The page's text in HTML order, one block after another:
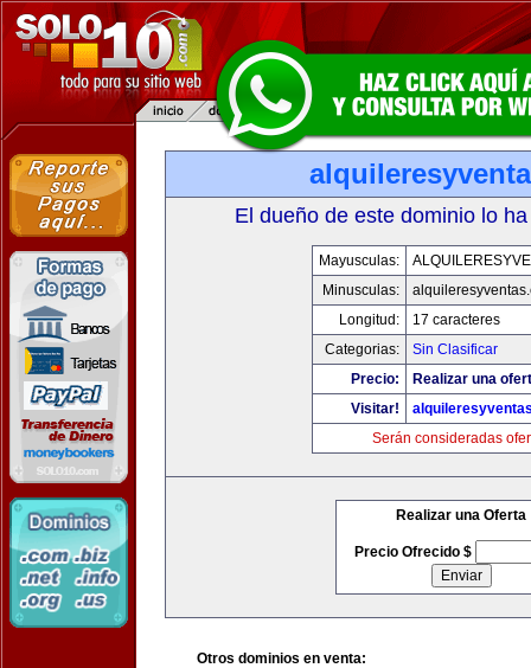
El dueño de este dominio lo
Mayusculas:
Minusculas:
Longitud:
17 caracteres
Categorias:
Sin Clasificar
Precio:
Realizar una
Visitar!
Serán consideradas
Realizar una Oferta
Precio Ofrecido $
Otros dominios en venta: